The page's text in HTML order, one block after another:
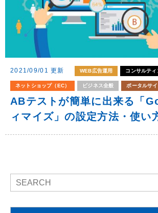
2021/09/01 更新 WEB広告運用 コンサルテ
ネットショップ（EC） ビジネス全般 ポータルサイ
ABテストが簡単に出来る「
ィマイズ」の設定方法・使い